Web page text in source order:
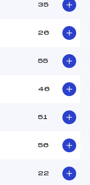
35
26
55
46
51
56
22